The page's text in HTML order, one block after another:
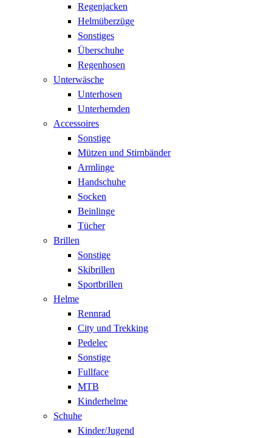
Regenjacken
Helmüberzüge
Sonstiges
Überschuhe
Regenhosen
Unterwäsche
Unterhosen
Unterhemden
Accessoires
Sonstige
Mützen und Stirnbänder
Armlinge
Handschuhe
Socken
Beinlinge
Tücher
Brillen
Sonstige
Skibrillen
Sportbrillen
Helme
Rennrad
City und Trekking
Pedelec
Sonstige
Fullface
MTB
Kinderhelme
Schuhe
Kinder/Jugend